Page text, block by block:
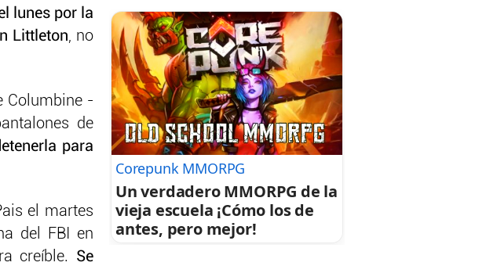
lunes por la
Littleton, no
Columbine -
de
para
el martes
del FBI en
creíble. Se
Corepunk MMORPG
Un verdadero MMORPG de la
vieja escuela ¡Cómo los de
antes, pero mejor!